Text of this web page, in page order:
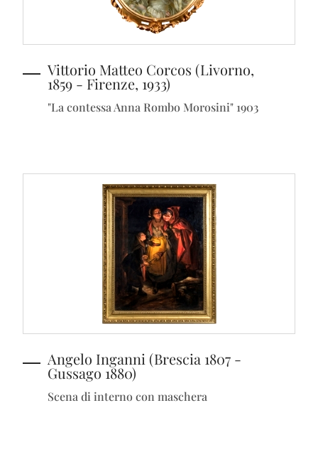
Vittorio Matteo Corcos (Livorno,
1859 - Firenze, 1933)
"La contessa Anna Rombo Morosini" 1903
Angelo Inganni (Brescia 1807 -
Gussago 1880)
Scena di interno con maschera